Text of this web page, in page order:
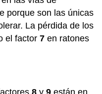
porque son las únicas
La pérdida de los
el factor7 en ratones